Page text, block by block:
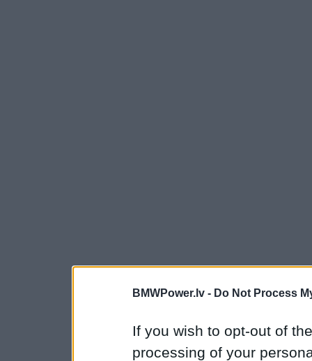
BMWPower.lv - Do Not Process
If you wish to opt-out of
processing of your